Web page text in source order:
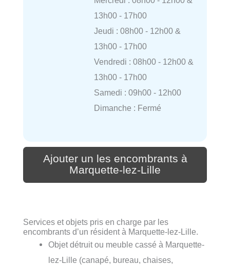
13h00 - 17h00
Jeudi : 08h00 - 12h00 &
13h00 - 17h00
Vendredi : 08h00 - 12h00 &
13h00 - 17h00
Samedi : 09h00 - 12h00
Dimanche : Fermé
Ajouter un les encombrants à
Marquette-lez-Lille
Services et objets pris en charge par les
encombrants d’un résident à Marquette-lez-Lille.
Objet détruit ou meuble cassé à Marquette-
lez-Lille (canapé, bureau, chaises,